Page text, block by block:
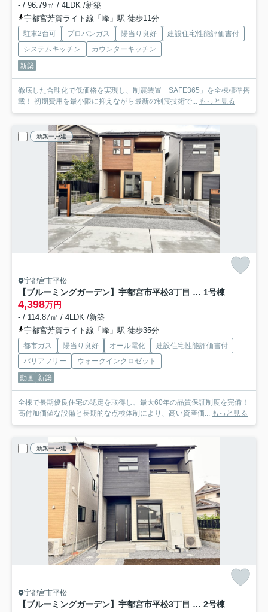
- / 96.79㎡ / 4LDK /新築
宇都宮芳賀ライト線「峰」駅 徒歩11分
駐車2台可 プロパンガス 陽当り良好
建設住宅性能評価書付
システムキッチン
カウンターキッチン
新築
徹底した合理化で低価格を実現し、制震装置「SAFE365」を全棟標準搭
載！ 初期費用を最小限に抑えながら最新の制震技術で... もっと見る
新築一戸建
宇都宮市平松
【ブルーミングガーデン】宇都宮市平松3丁目 全２邸 1号棟
4,398万円
- / 114.87㎡ / 4LDK /新築
宇都宮芳賀ライト線「峰」駅 徒歩35分
都市ガス 陽当り良好 オール電化
建設住宅性能評価書付
バリアフリー
ウォークインクロゼット
動画 新築
全棟で長期優良住宅の認定を取得し、最大60年の品質保証制度を完備！
高付加価値な設備と長期的な点検体制により、高い資産価... もっと見る
新築一戸建
宇都宮市平松
【ブルーミングガーデン】宇都宮市平松3丁目 全２邸 2号棟